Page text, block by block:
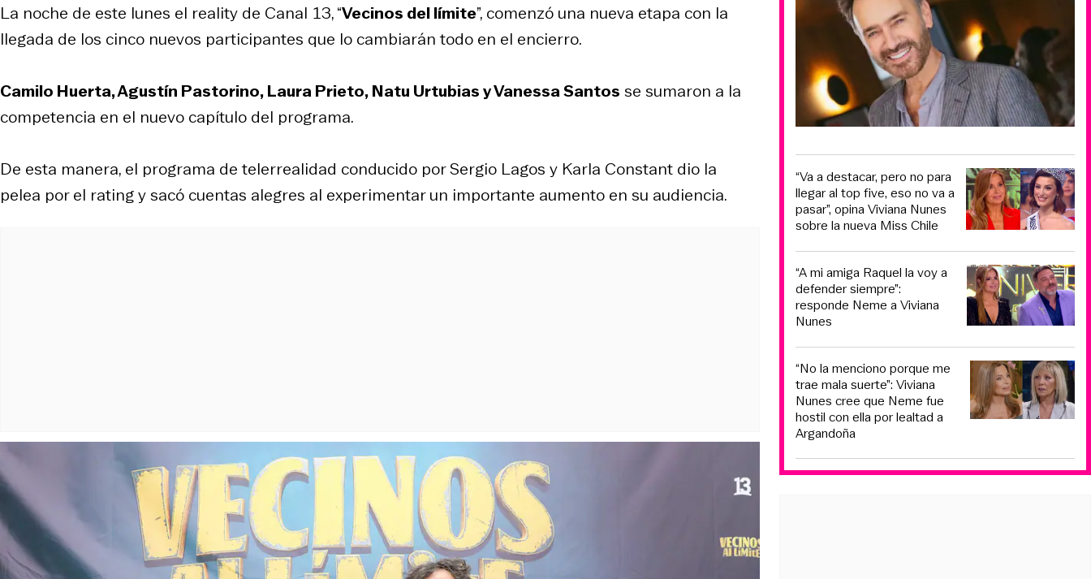
La noche de este lunes el reality de Canal 13, “Vecinos del límite”, comenzó una nueva etapa con la
llegada de los cinco nuevos participantes que lo cambiarán todo en el encierro.
Camilo Huerta, Agustín Pastorino, Laura Prieto, Natu Urtubias y Vanessa Santos se sumaron a la
competencia en el nuevo capítulo del programa.
De esta manera, el programa de telerrealidad conducido por Sergio Lagos y Karla Constant dio la
pelea por el rating y sacó cuentas alegres al experimentar un importante aumento en su audiencia.
“Va a destacar, pero no para
llegar al top five, eso no va a
pasar”, opina Viviana Nunes
sobre la nueva Miss Chile
“A mi amiga Raquel la voy a
defender siempre”:
responde Neme a Viviana
Nunes
“No la menciono porque me
trae mala suerte”: Viviana
Nunes cree que Neme fue
hostil con ella por lealtad a
Argandoña